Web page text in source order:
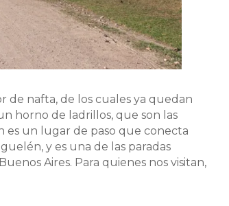
de nafta, de los cuales ya quedan
horno de ladrillos, que son las
es un lugar de paso que conecta
y es una de las paradas
Aires. Para quienes nos visitan,